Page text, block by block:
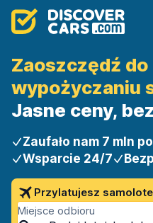
Zaoszczędź do
wypożyczaniu
Jasne ceny,
Zaufało nam 7 mln
Wsparcie 24/7
Przylatujesz
Miejsce odbioru